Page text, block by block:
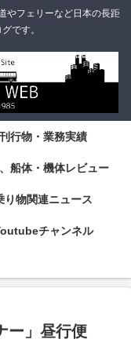
やフェリーなど日本の長距
です。
刊行物・業務実績
船体・機体レビュー
り物関連ニュース
チャンネル
ー」昼行便